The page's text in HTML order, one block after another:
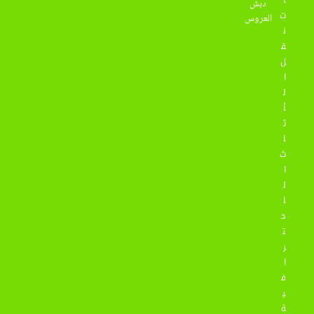
ت
ن
ق
ل
ا
ل
أ
ث
ا
ث
ا
ل
ا
ح
ت
ر
ا
ف
ي
ة
دبش
العروس